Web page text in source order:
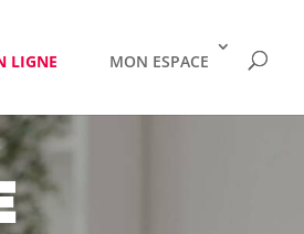
LIGNE MON ESPACE